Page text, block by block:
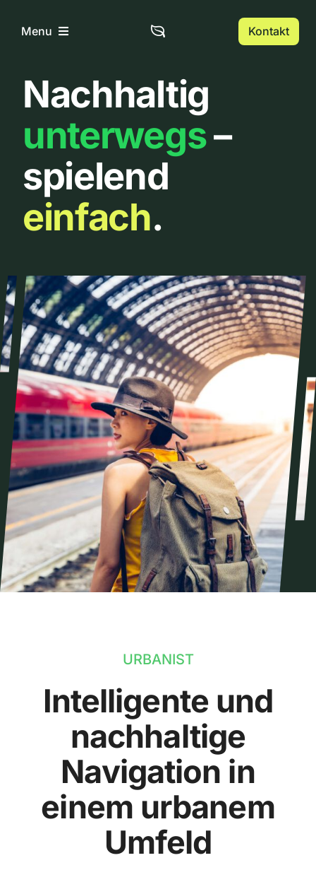
InhaltMenu
Home
Über uns
Urbanlist
Kontakt
Nachhaltig
unterwegs–
spielend
einfach.
URBANIST
Intelligente und
nachhaltige
Navigation in
einem urbanem
Umfeld